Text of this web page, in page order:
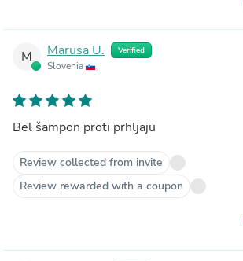
M Marusa U. Verified
Slovenia
Bel šampon proti prhljaju
Review collected from invite
Review rewarded with a coupon